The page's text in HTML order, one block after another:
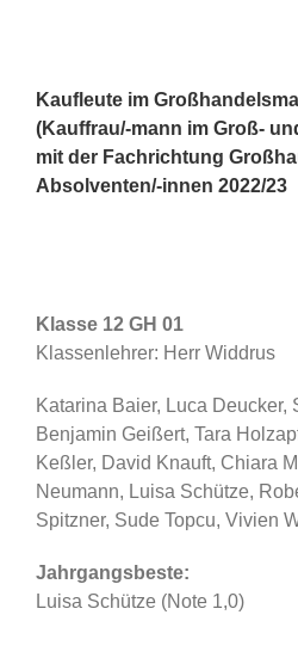
Kaufleute im
(Kauffrau/-mann im Groß-
mit der Fachrichtung
Absolventen/-innen 2022/23
Klasse 12 GH 01
Klassenlehrer: Herr Widdrus
Katarina Baier, Luca Deucker,
Benjamin Geißert, Tara
Keßler, David Knauft, Chiara
Neumann, Luisa Schütze,
Spitzner, Sude Topcu, Vivien
Jahrgangsbeste:
Luisa Schütze (Note 1,0)